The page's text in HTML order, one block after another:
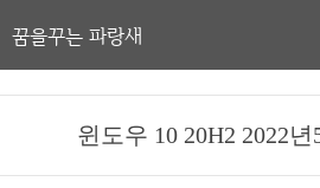
꿈을꾸는 파랑새
윈도우 10 20H2 2022